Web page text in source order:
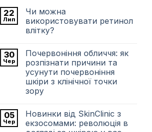
22
Лип
Чи можна
використовувати ретинол
влітку?
до
можна
використовувати
ретинол
влітку?
30
Чер
Почервоніння обличчя: як
розпізнати причини та
усунути почервоніння
шкіри з клінічної точки
зору
до
обличчя:
05
Чер
Новинки від SkinClinic з
екзосомами: революція в